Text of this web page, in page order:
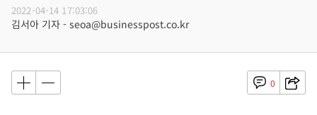
2022-04-14 17:03:06
김서아 기자 - seoa@businesspost.co.kr
0